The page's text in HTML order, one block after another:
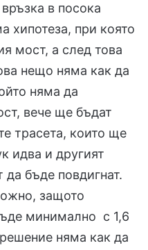
в посока
хипотеза, при която
мост, а след това
нещо няма как да
няма да
вече ще бъдат
трасета, които ще
идва и другият
бъде повдигнат.
защото
минимално с 1,6
няма как да